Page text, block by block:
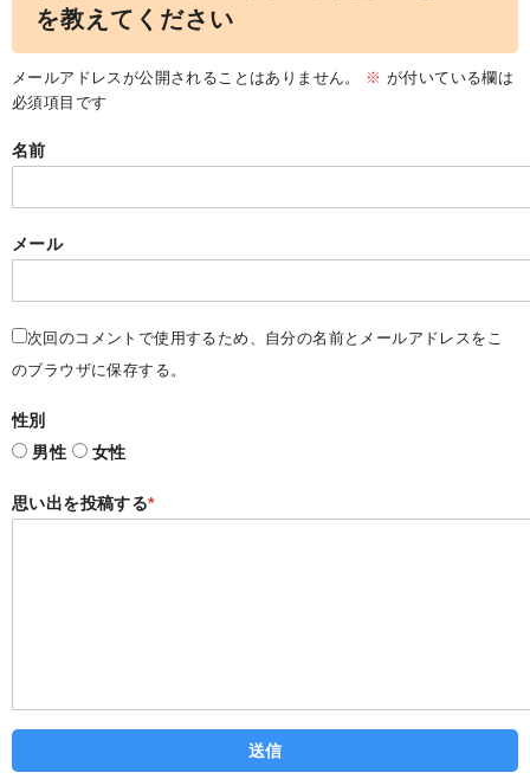
を教えてください
メールアドレスが公開されることはありません。 ※ が付いている欄は
必須項目です
名前
メール
次回のコメントで使用するため、自分の名前とメールアドレスをこ
のブラウザに保存する。
性別
男性
女性
思い出を投稿する*